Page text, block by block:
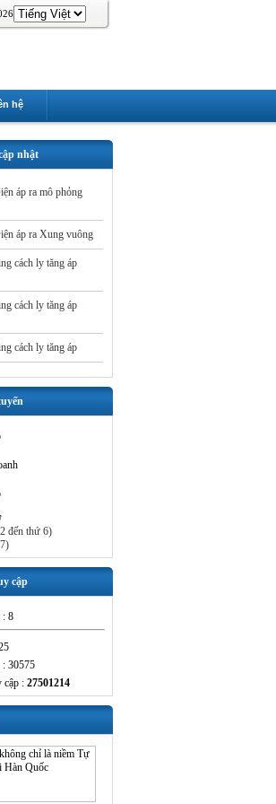
hệ
nhật
áp ra mô phỏng
áp ra Xung vuông
cách ly tăng áp
cách ly tăng áp
cách ly tăng áp
đến thứ 6)
cập
: 8
: 30575
cập : 27501214